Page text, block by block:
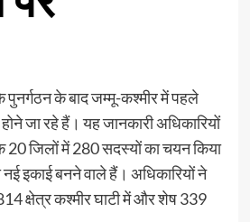
पुनर्गठन के बाद जम्मू-कश्मीर में पहले
जा रहे हैं। यह जानकारी अधिकारियों
जिलों में 280 सदस्यों का चयन किया
नई इकाई बनने वाले हैं। अधिकारियों ने
क्षेत्र कश्मीर घाटी में और शेष 339